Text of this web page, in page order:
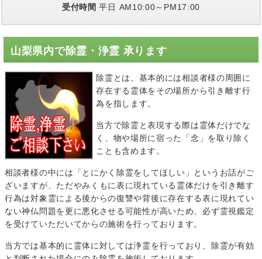
受付時間 平日 AM10:00～PM17:00
山梨県内で除霊・浄霊 承ります
除霊とは、基本的には相談者様の周囲に
存在する霊体をその場所から引き離す行
為を指します。
当方で除霊と表現する際は霊体だけでな
く、物や場所に宿った「念」を取り除く
ことも含めます。
相談者様の中には「とにかく除霊をしてほしい」というお話がご
ざいますが、ただやみくもに表に現れている霊体だけを引き離す
行為は対象霊による後からの復讐や背後に存在する表に現れてい
ない神仏問題を更に悪化させる可能性が高いため、必ず霊視鑑定
を受けていただいてからの施術を行っております。
当方では基本的に霊体に対しては浄霊を行っており、除霊が有効